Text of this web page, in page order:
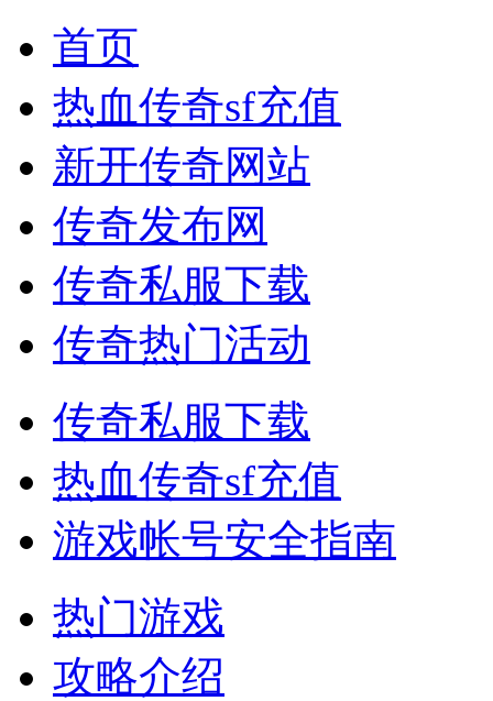
首页
热血传奇sf充值
新开传奇网站
传奇发布网
传奇私服下载
传奇热门活动
传奇私服下载
热血传奇sf充值
游戏帐号安全指南
热门游戏
攻略介绍